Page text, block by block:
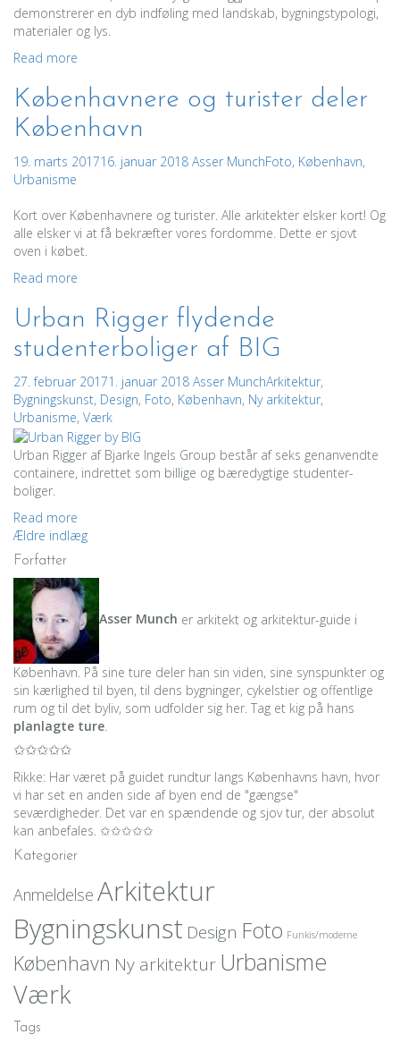
demonstrerer en dyb indføling med landskab, bygningstypologi,
materialer og lys.
Read more
Københavnere og turister deler
København
19. marts 201716. januar 2018 Asser MunchFoto, København,
Urbanisme
Kort over Københavnere og turister. Alle arkitekter elsker kort! Og
alle elsker vi at få bekræfter vores fordomme. Dette er sjovt
oven i købet.
Read more
Urban Rigger flydende
studenterboliger af BIG
27. februar 20171. januar 2018 Asser MunchArkitektur,
Bygningskunst, Design, Foto, København, Ny arkitektur,
Urbanisme, Værk
Urban Rigger af Bjarke Ingels Group består af seks genanvendte
containere, indrettet som billige og bæredygtige studenter-
boliger.
Read more
Navigation
til
indlæg
Ældre indlæg
Forfatter
Asser Munch er arkitekt og arkitektur-guide i
København. På sine ture deler han sin viden, sine synspunkter og
sin kærlighed til byen, til dens bygninger, cykelstier og offentlige
rum og til det byliv, som udfolder sig her. Tag et kig på hans
planlagte ture
✩✩✩✩✩
Rikke: Har været på guidet rundtur langs Københavns havn, hvor
vi har set en anden side af byen end de "gængse"
seværdigheder. Det var en spændende og sjov tur, der absolut
kan anbefales. ✩✩✩✩✩
Kategorier
Anmeldelse Arkitektur
Bygningskunst Design Foto Funkis/moderne
København Ny arkitektur Urbanisme
Værk
Tags